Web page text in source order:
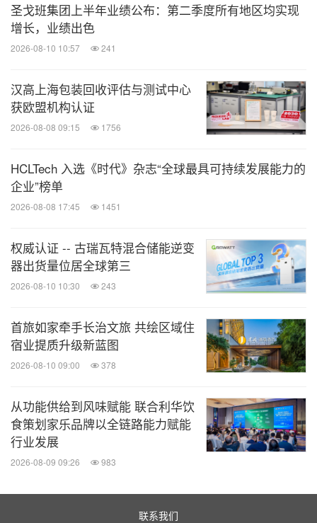
圣戈班集团上半年业绩公布：第二季度所有地区均实现
增长，业绩出色
2026-08-10 10:57 241
汉高上海包装回收评估与测试中心
获欧盟机构认证
2026-08-08 09:15 1756
HCLTech 入选《时代》杂志“全球最具可持续发展能力的
企业”榜单
2026-08-08 17:45 1451
权威认证 -- 古瑞瓦特混合储能逆变
器出货量位居全球第三
2026-08-10 10:30 243
首旅如家牵手长治文旅 共绘区域住
宿业提质升级新蓝图
2026-08-10 09:00 378
从功能供给到风味赋能 联合利华饮
食策划家乐品牌以全链路能力赋能
行业发展
2026-08-09 09:26 983
联系我们